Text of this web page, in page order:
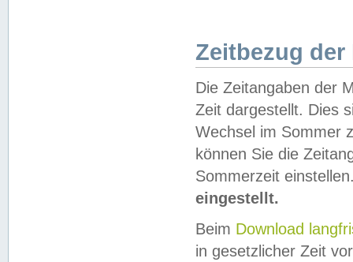
Zeitbezug der
Die Zeitangaben der
Zeit dargestellt. Dies
Wechsel im Sommer
können Sie die
Sommerzeit
eingestellt.
Beim Download
in gesetzlicher Zeit